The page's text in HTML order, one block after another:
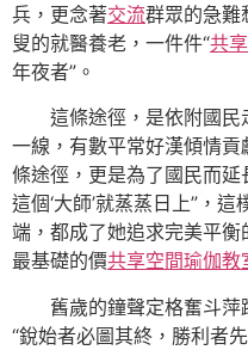
兵，更念著交流群眾的急難
叟的就醫養老，一件件“共
年夜者”。
這條途徑，是依附國
一線，有數平常好漢傾情
條途徑，更是為了國民而延
這個‘大師’就蒸蒸日上”，
端，都成了她追求完美平
最基礎的價共享空間瑜伽教
舊歲的鐘聲定格奮斗萍
“銳始者必圖其終，勝利者